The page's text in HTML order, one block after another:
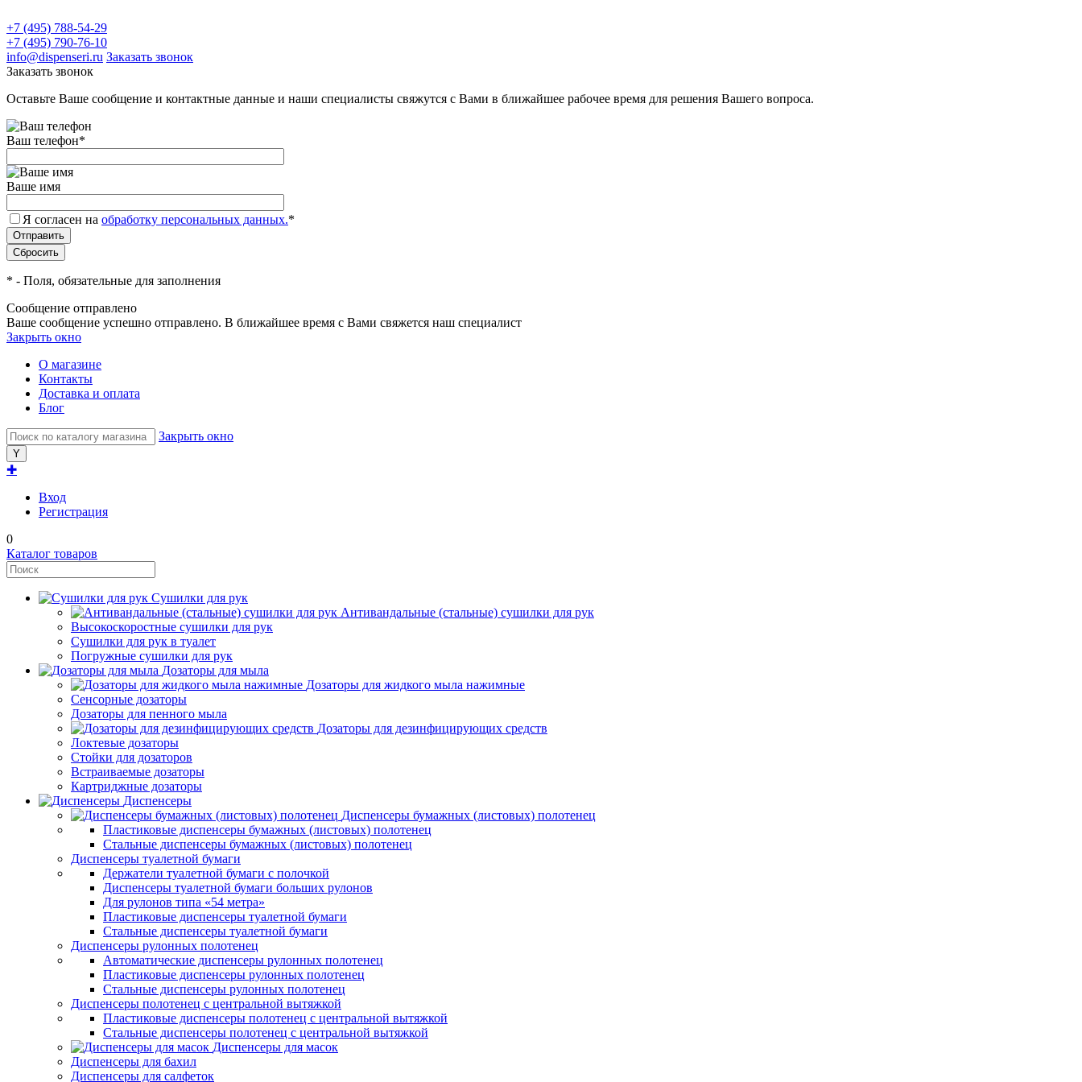
+7 (495) 788-54-29
+7 (495) 790-76-10
info@dispenseri.ru Заказать звонок
Заказать звонок
Оставьте Ваше сообщение и контактные данные и наши специалисты свяжутся с Вами в ближайшее рабочее время для решения Вашего вопроса.
Ваш телефон*
Ваше имя
Я согласен на обработку персональных данных.*
* - Поля, обязательные для заполнения
Сообщение отправлено
Ваше сообщение успешно отправлено. В ближайшее время с Вами свяжется наш специалист
Закрыть окно
О магазине
Контакты
Доставка и оплата
Блог
Закрыть окно
✚
Вход
Регистрация
0
Каталог товаров
Сушилки для рук
Антивандальные (стальные) сушилки для рук
Высокоскоростные сушилки для рук
Сушилки для рук в туалет
Погружные сушилки для рук
Дозаторы для мыла
Дозаторы для жидкого мыла нажимные
Сенсорные дозаторы
Дозаторы для пенного мыла
Дозаторы для дезинфицирующих средств
Локтевые дозаторы
Стойки для дозаторов
Встраиваемые дозаторы
Картриджные дозаторы
Диспенсеры
Диспенсеры бумажных (листовых) полотенец
Пластиковые диспенсеры бумажных (листовых) полотенец
Стальные диспенсеры бумажных (листовых) полотенец
Диспенсеры туалетной бумаги
Держатели туалетной бумаги с полочкой
Диспенсеры туалетной бумаги больших рулонов
Для рулонов типа «54 метра»
Пластиковые диспенсеры туалетной бумаги
Стальные диспенсеры туалетной бумаги
Диспенсеры рулонных полотенец
Автоматические диспенсеры рулонных полотенец
Пластиковые диспенсеры рулонных полотенец
Стальные диспенсеры рулонных полотенец
Диспенсеры полотенец с центральной вытяжкой
Пластиковые диспенсеры полотенец с центральной вытяжкой
Стальные диспенсеры полотенец с центральной вытяжкой
Диспенсеры для масок
Диспенсеры для бахил
Диспенсеры для салфеток